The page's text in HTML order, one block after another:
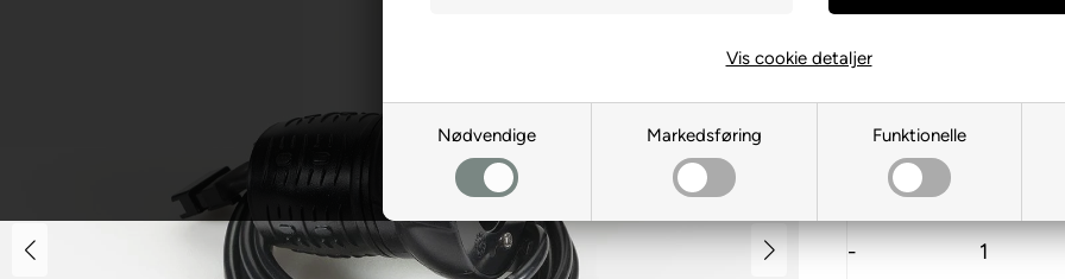
Nødvendige Markedsføring Funktionelle
Vis cookie detaljer410,00
På lager til levering
-